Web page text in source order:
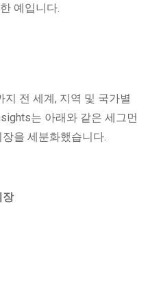
예입니다.
전 세계, 지역 및 국가별
는 아래와 같은 세그먼
을 세분화했습니다.
장